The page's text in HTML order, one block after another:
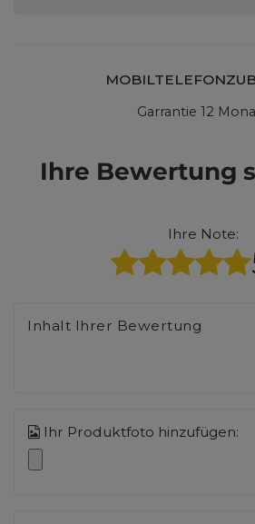
Garrantie 12
Ihre Bewertung
Ihre Note:
Inhalt Ihrer Bewertung
Ihr Produktfoto hinzufügen: